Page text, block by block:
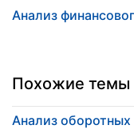
Анализ
Похожие темы
Анализ оборотных